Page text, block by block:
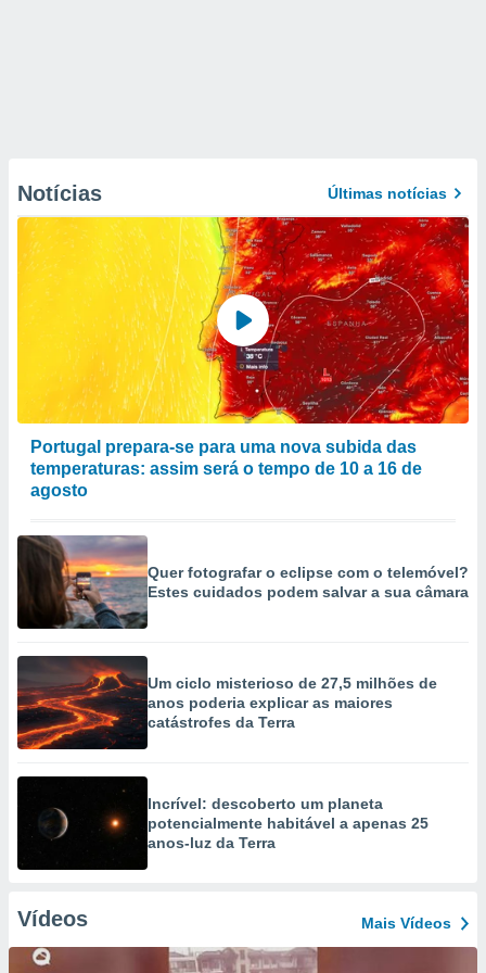
Notícias Últimas notícias
Portugal prepara-se para uma nova subida das
temperaturas: assim será o tempo de 10 a 16 de
agosto
Quer fotografar o eclipse com o telemóvel?
Estes cuidados podem salvar a sua câmara
Um ciclo misterioso de 27,5 milhões de
anos poderia explicar as maiores
catástrofes da Terra
Incrível: descoberto um planeta
potencialmente habitável a apenas 25
anos-luz da Terra
Vídeos Mais Vídeos